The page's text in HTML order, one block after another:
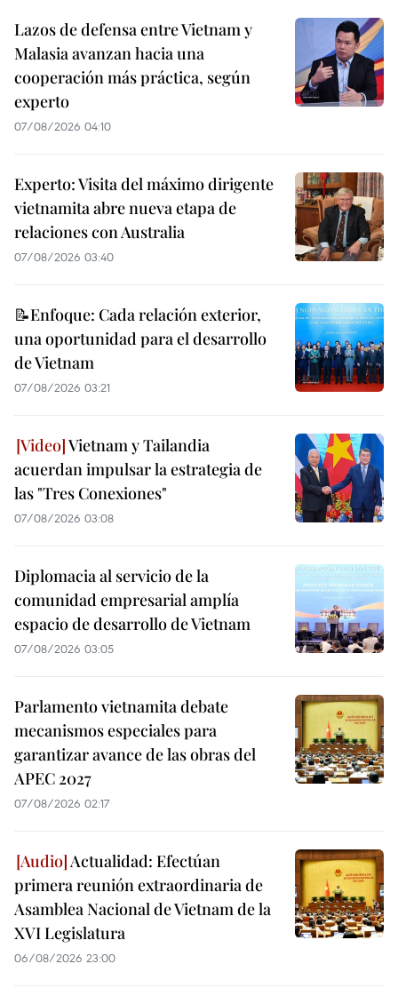
Lazos de defensa entre Vietnam y
Malasia avanzan hacia una
cooperación más práctica, según
experto
07/08/2026 04:10
Experto: Visita del máximo dirigente
vietnamita abre nueva etapa de
relaciones con Australia
07/08/2026 03:40
📝Enfoque: Cada relación exterior,
una oportunidad para el desarrollo
de Vietnam
07/08/2026 03:21
Vietnam y Tailandia
acuerdan impulsar la estrategia de
las "Tres Conexiones"
07/08/2026 03:08
Diplomacia al servicio de la
comunidad empresarial amplía
espacio de desarrollo de Vietnam
07/08/2026 03:05
Parlamento vietnamita debate
mecanismos especiales para
garantizar avance de las obras del
APEC 2027
07/08/2026 02:17
Actualidad: Efectúan
primera reunión extraordinaria de
Asamblea Nacional de Vietnam de la
XVI Legislatura
06/08/2026 23:00